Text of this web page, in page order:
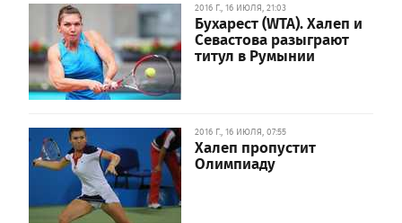
2016 Г., 16 ИЮЛЯ, 21:03
Бухарест (WTA). Халеп и
Севастова разыграют
титул в Румынии
2016 Г., 16 ИЮЛЯ, 07:55
Халеп пропустит
Олимпиаду